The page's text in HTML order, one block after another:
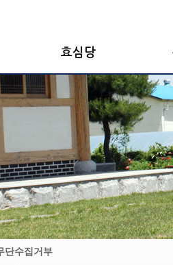
효심당
단수집거부